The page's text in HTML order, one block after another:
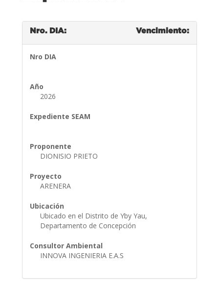
Nro. DIA: Vencimiento:
Nro DIA
Año
2026
Expediente SEAM
Proponente
DIONISIO PRIETO
Proyecto
ARENERA
Ubicación
Ubicado en el Distrito de Yby Yau,
Departamento de Concepción
Consultor Ambiental
INNOVA INGENIERIA E.A.S